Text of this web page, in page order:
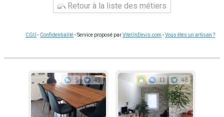
Retour à la liste des métiers
CGU - Confidentialité- Service proposé parViteUnDevis.com -Vous êtes un artisan ?
3 49 11 48